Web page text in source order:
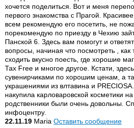
хочется поделиться. Вот и меня
первого знакомства с Прагой.
всем рекомендую его посетить, не
порекомендую по приезду в Чехию
Панской 6. Здесь вам помогут и
вопросы, начиная что посмотреть , как
сходить вкусно поесть, где хорошие
Тах Free и многое другое. Кстати,
сувенирчиками по хорошим ценам, а
украшениями из влтавина и
накупила карловаровской косметики
родственники были очень довольны.
инфоцентру.
22.11.19 Maria Оставить сообщение